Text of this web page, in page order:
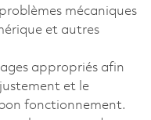
mécaniques
et autres
appropriés afin
et le
fonctionnement.